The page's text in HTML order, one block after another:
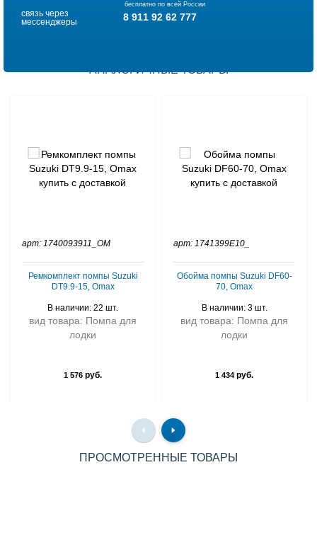
бесплатно по всей России
связь через
мессенджеры
8 911 92 62 777
АНАЛОГИЧНЫЕ ТОВАРЫ
арт: 1740093911_OM
Ремкомплект помпы Suzuki
DT9.9-15, Omax
В наличии: 22 шт.
вид товара: Помпа для
лодки
1 576 руб.
арт: 1741399E10_
Обойма помпы Suzuki DF60-
70, Omax
В наличии: 3 шт.
вид товара: Помпа для
лодки
1 434 руб.
ПРОСМОТРЕННЫЕ ТОВАРЫ